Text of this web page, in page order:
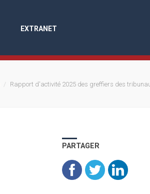
EXTRANET
Rapport d'activité 2025 des greffiers des
PARTAGER